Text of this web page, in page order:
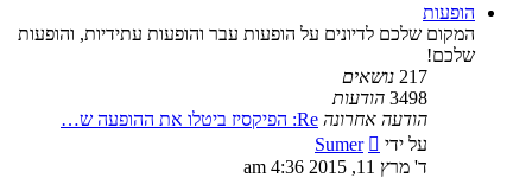
הופעות
המקום שלכם לדיונים על הופעות עבר והופעות עתידיות, והופעות
שלכם!
217 נושאים
3498 הודעות
הודעה אחרונה Re: הפיקסיז ביטלו את ההופעה ש…
על ידי
Sumer
בהודעה
ד' מרץ 11, 2015 4:36 am